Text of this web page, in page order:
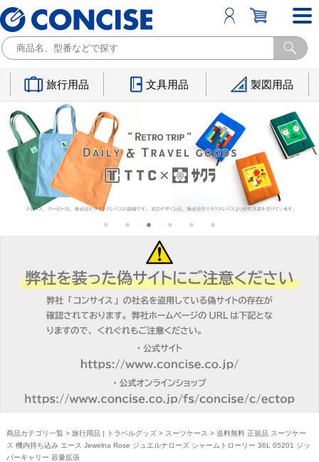
旅行用品 文具用品 製図用品
商品カテゴリ一覧 > 旅行用品 | トラベルグッズ> スーツケース > 送料無料 正規品 スーツケー
ス 機内持ち込み エース Jewelna Rose ジュエルナローズ シャームトローリー 36L 05201 ジッ
パーキャリー 容量拡張